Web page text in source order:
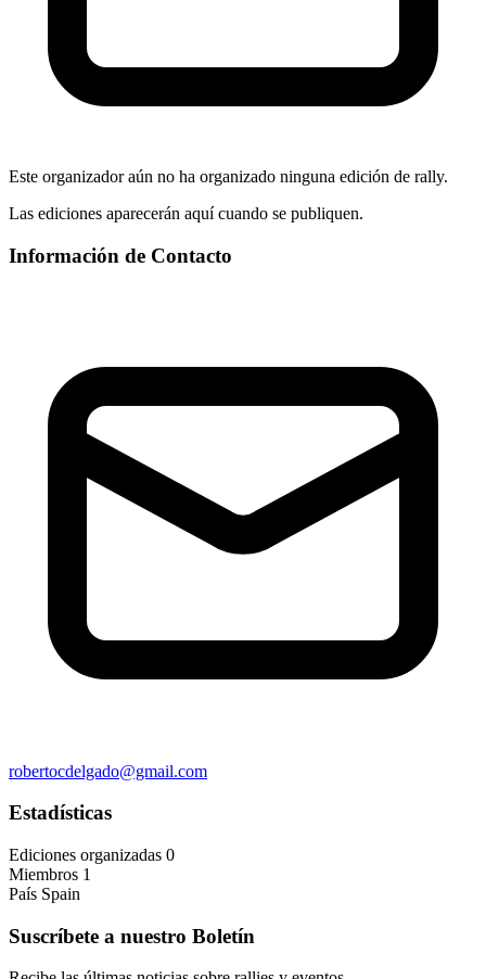
Este organizador aún no ha organizado ninguna edición de rally.
Las ediciones aparecerán aquí cuando se publiquen.
Información de Contacto
robertocdelgado@gmail.com
Estadísticas
Ediciones organizadas 0
Miembros 1
País Spain
Suscríbete a nuestro Boletín